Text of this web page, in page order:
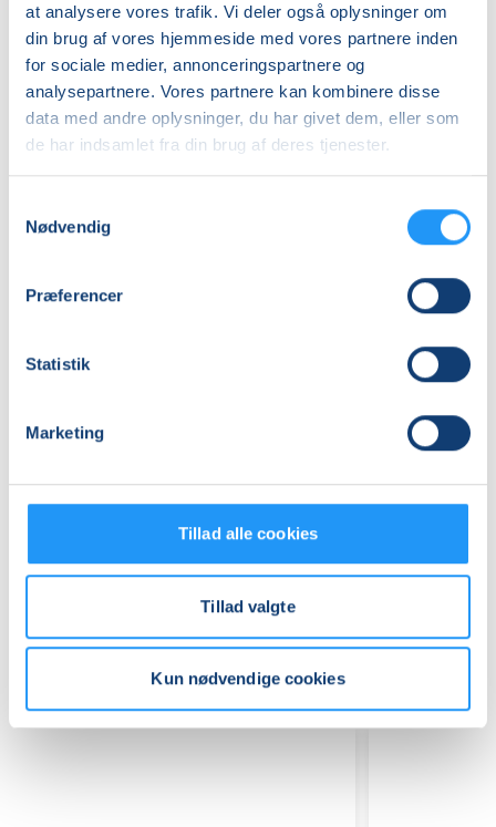
at analysere vores trafik. Vi deler også oplysninger om
din brug af vores hjemmeside med vores partnere inden
for sociale medier, annonceringspartnere og
analysepartnere. Vores partnere kan kombinere disse
data med andre oplysninger, du har givet dem, eller som
de har indsamlet fra din brug af deres tjenester.
Nødvendig
Præferencer
Statistik
Marketing
Tillad alle cookies
Tillad valgte
Kun nødvendige cookies
462236
Første mødegang
tirsdag 25.08.2026, kl. 10.00 - 11.30
Sidste mødegang
15mødegange
Svinninge Bibliotek, Hovedgaden 59, 4520
, Svinninge
Se på kort
Relaterede hold